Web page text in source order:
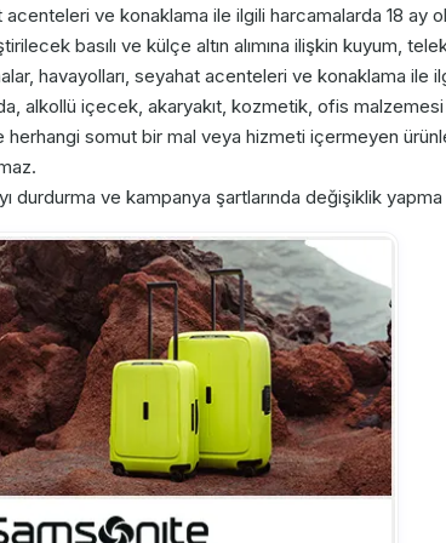
acenteleri ve konaklama ile ilgili harcamalarda 18 ay
basılı ve külçe altın alımına ilişkin kuyum,
havayolları, seyahat acenteleri ve konaklama ile
alkollü içecek, akaryakıt, kozmetik, ofis
somut bir mal veya hizmeti içermeyen
durdurma ve kampanya şartlarında değişiklik yapma